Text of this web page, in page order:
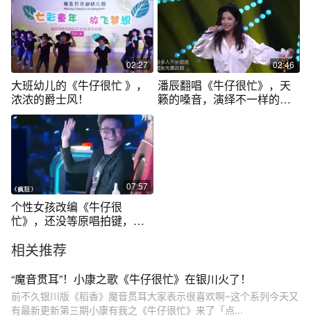
02:27
大班幼儿的《牛仔很忙 》，
浓浓的爵士风！
02:46
潘辰翻唱《牛仔很忙》，天
籁的嗓音，演绎不一样的味
07:57
个性女孩改编《牛仔很
忙》，还没等原唱拍键，汪
相关推荐
“魔音贯耳”！小康之歌《牛仔很忙》在银川火了！
前不久银川版《稻香》魔音贯耳大家表示很喜欢啊~这个系列今天又
有最新更新第三期小康有我之《牛仔很忙》来了「点...